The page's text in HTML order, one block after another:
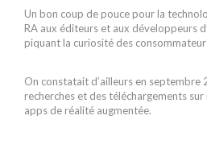
Un bon coup de pouce pour la
RA aux éditeurs et aux développeurs
piquant la curiosité des
On constatait d’ailleurs en septembre
recherches et des téléchargements
apps de réalité augmentée.